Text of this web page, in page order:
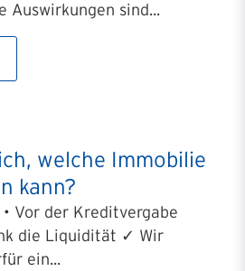
Auswirkungen sind...
welche Immobilie
kann?
Vor der Kreditvergabe
die Liquidität ✓ Wir
ein...